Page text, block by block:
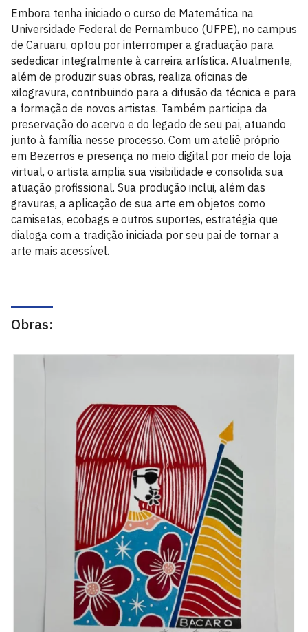
Embora tenha iniciado o curso de Matemática na
Universidade Federal de Pernambuco (UFPE), no campus
de Caruaru, optou por interromper a graduação para
sededicar integralmente à carreira artística. Atualmente,
além de produzir suas obras, realiza oficinas de
xilogravura, contribuindo para a difusão da técnica e para
a formação de novos artistas. Também participa da
preservação do acervo e do legado de seu pai, atuando
junto à família nesse processo. Com um ateliê próprio
em Bezerros e presença no meio digital por meio de loja
virtual, o artista amplia sua visibilidade e consolida sua
atuação profissional. Sua produção inclui, além das
gravuras, a aplicação de sua arte em objetos como
camisetas, ecobags e outros suportes, estratégia que
dialoga com a tradição iniciada por seu pai de tornar a
arte mais acessível.
Obras: